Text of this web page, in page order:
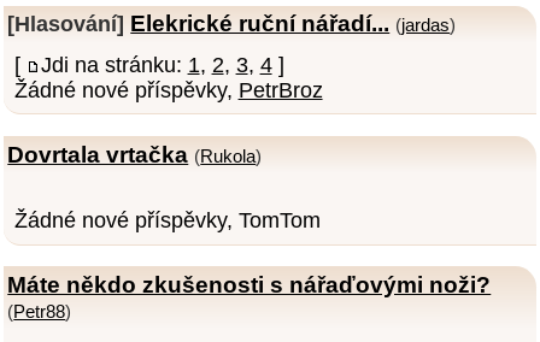
[Hlasování] Elekrické ruční nářadí... (jardas)
[ Jdi na stránku: 1, 2, 3, 4]
Žádné nové příspěvky, PetrBroz
Dovrtala vrtačka (Rukola)
Žádné nové příspěvky, TomTom
Máte někdo zkušenosti s nářaďovými noži?
(Petr88)